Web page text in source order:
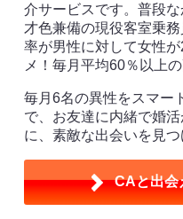
介サービスです。普段
才色兼備の現役客室乗
率が男性に対して女性
メ！毎月平均60％以上
毎月6名の異性をスマー
で、お友達に内緒で婚
に、素敵な出会いを見つ
CAと出会